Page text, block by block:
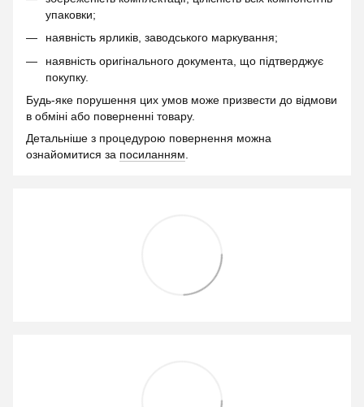
упаковки;
наявність ярликів, заводського маркування;
наявність оригінального документа, що підтверджує
покупку.
Будь-яке порушення цих умов може призвести до відмови
в обміні або поверненні товару.
Детальніше з процедурою повернення можна
ознайомитися за посиланням